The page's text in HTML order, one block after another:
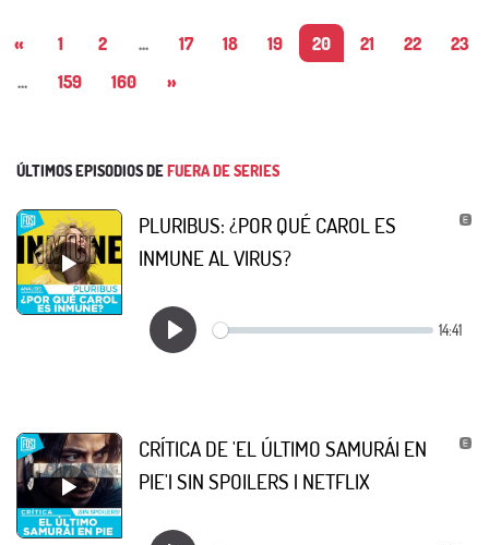
« 1 2 ... 17 18 19 20 21 22
23
...
159 160 »
ÚLTIMOS EPISODIOS DEFUERA DE SERIES
PLURIBUS: ¿POR QUÉ CAROL ES
INMUNE AL VIRUS?
CRÍTICA DE 'EL ÚLTIMO SAMURÁI EN
PIE'| SIN SPOILERS | NETFLIX